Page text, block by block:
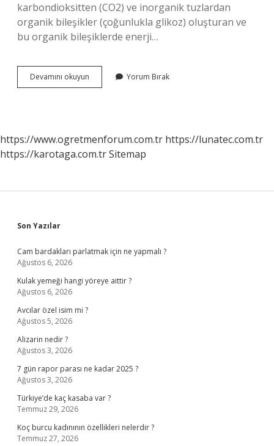
karbondioksitten (CO2) ve inorganik tuzlardan
organik bileşikler (çoğunlukla glikoz) oluşturan ve
bu organik bileşiklerde enerji…
Devamını okuyun
Canlılar
Yorum Bırak
https://www.ogretmenforum.com.tr https://lunatec.com.tr
https://karotaga.com.trSitemap
Sidebar
Son Yazılar
Cam bardakları parlatmak için ne yapmalı ?
Ağustos 6, 2026
Kulak yemeği hangi yöreye aittir ?
Ağustos 6, 2026
Avcılar özel isim mi ?
Ağustos 5, 2026
Alizarin nedir ?
Ağustos 3, 2026
7 gün rapor parası ne kadar 2025 ?
Ağustos 3, 2026
Türkiye’de kaç kasaba var ?
Temmuz 29, 2026
Koç burcu kadınının özellikleri nelerdir ?
Temmuz 27, 2026